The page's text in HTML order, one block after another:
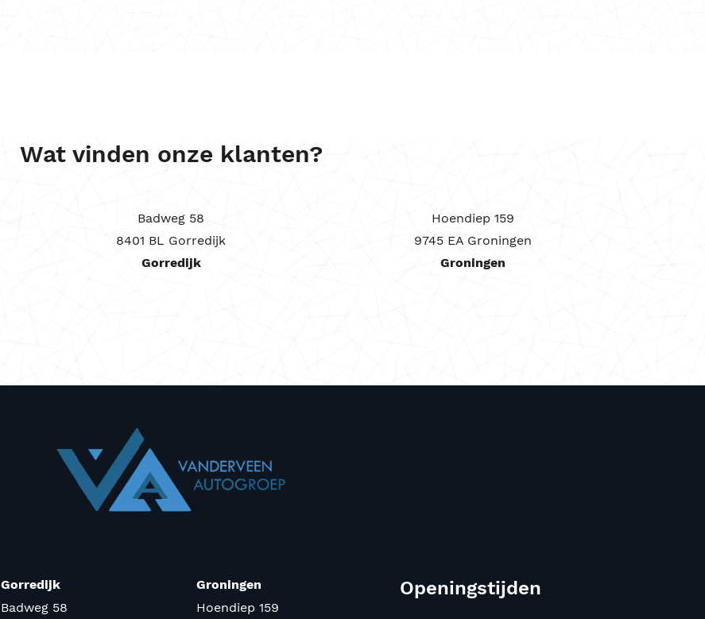
Wat vinden onze klanten?
Badweg 58
8401 BL Gorredijk
Gorredijk
Hoendiep 159
9745 EA Groningen
Groningen
Gorredijk
Badweg 58
Groningen
Hoendiep 159
Openingstijden